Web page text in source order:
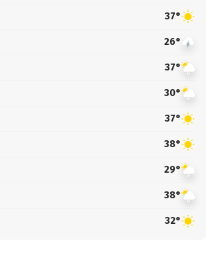
37°
26°
37°
30°
37°
38°
29°
38°
32°